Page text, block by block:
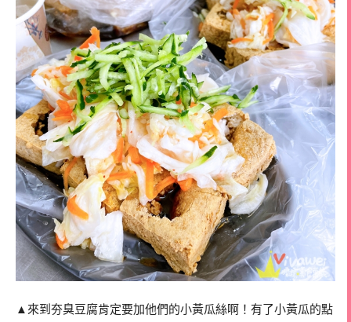
▲來到夯臭豆腐肯定要加他們的小黃瓜絲啊！有了小黃瓜的點